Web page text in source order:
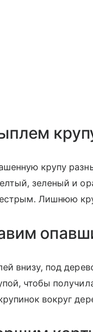
крупу
зеленый и
Лишнюю
внизу, под
чтобы
вокруг